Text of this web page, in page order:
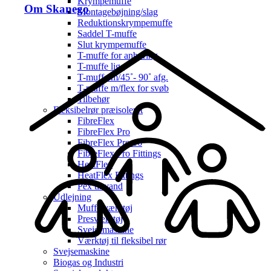
Om SkanegoMontagebøjning/slag
Reduktionskrympemuffe
Saddel T-muffe
Slut krympemuffe
T-muffe for anboring
T-muffe lige
T-muffe m/45˚- 90˚ afg.
T-muffe m/flex for svøb
Tilbehør
Fleksibelrør præisoleret
FibreFlex
FibreFlex Pro
FibreFlex Pro 16
FibreFlex/Pro Fittings
HeatFlex
HeatFlex Fittings
Pex til vand
Udlejning
Muffe værktøj
Presværktøj
Svejsemaskine
Værktøj til fleksibel rør
Svejsemaskine
Biogas og Industri